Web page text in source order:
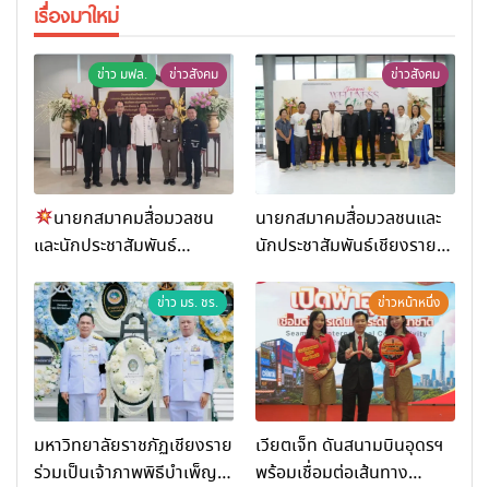
เรื่องมาใหม่
ข่าว มฟล. ข่าวสังคม
นายกสมาคมสื่อมวลชน
และนักประชาสัมพันธ์
เปิด “โครงการเสริมสร้างสุข
ภาวะพระสงฆ์” ถวายพระกุศล
99 พรรษา สมเด็จพระ
สังฆราช
ข่าวสังคม
นายกสมาคมสื่อมวลชนและ
นักประชาสัมพันธ์เชียงราย
การท่องเที่ยวและกีฬาจังหวัด
เชียงราย จัดกิจกรรมอบรม
“การพัฒนาศักยภาพผู้
ประกอบการและเครือข่าย
ธุรกิจ Wellness สู่การ
เติบโตอย่างยั่งยืน (Chiang
Rai Wellness Business
ข่าว มร. ชร.
มหาวิทยาลัยราชภัฏเชียงราย
ร่วมเป็นเจ้าภาพพิธีบำเพ็ญ
ข่าวหน้าหนึ่ง
เวียตเจ็ท ดันสนามบินอุดรฯ
พร้อมเชื่อมต่อเส้นทาง